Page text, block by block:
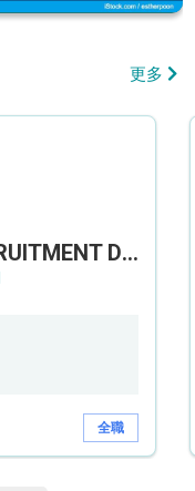
更多
THE REPULSE BAY RECRUITMENT DAY 淺水灣影灣園人才招聘會
全職